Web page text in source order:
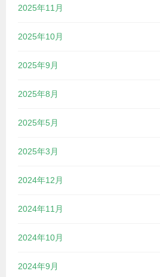
2025年11月
2025年10月
2025年9月
2025年8月
2025年5月
2025年3月
2024年12月
2024年11月
2024年10月
2024年9月